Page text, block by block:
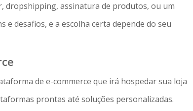
dropshipping, assinatura de produtos, ou um
e desafios, e a escolha certa depende do seu
de e-commerce que irá hospedar sua loja
prontas até soluções personalizadas.